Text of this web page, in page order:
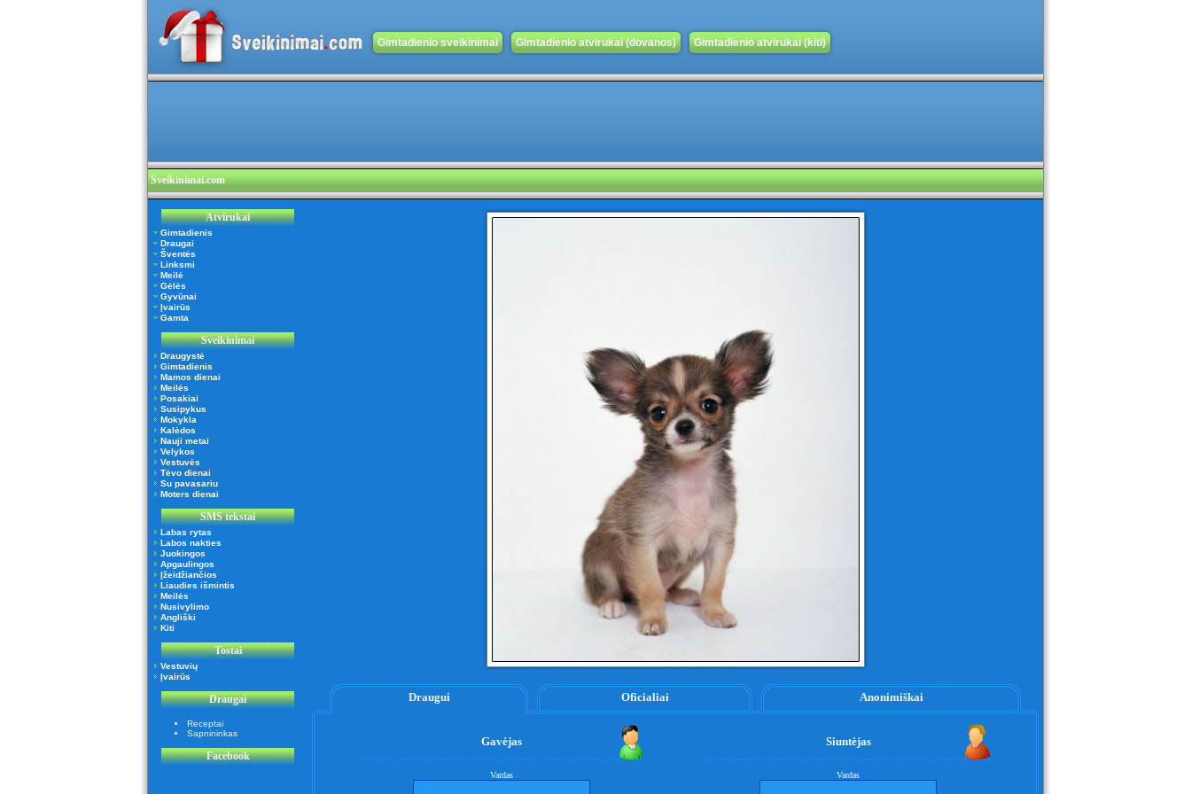
Gimtadienio sveikinimai Gimtadienio atvirukai (dovanos) Gimtadienio atvirukai (kiti)
Sveikinimai.com
Atvirukai
Gimtadienis
Draugai
Šventės
Linksmi
Meilė
Gėlės
Gyvūnai
Įvairūs
Gamta
Sveikinimai
Draugystė
Gimtadienis
Mamos dienai
Meilės
Posakiai
Susipykus
Mokykla
Kalėdos
Nauji metai
Velykos
Vestuvės
Tėvo dienai
Su pavasariu
Moters dienai
SMS tekstai
Labas rytas
Labos nakties
Juokingos
Apgaulingos
Įžeidžiančios
Liaudies išmintis
Meilės
Nusivylimo
Angliški
Kiti
Tostai
Vestuvių
Įvairūs
Draugai
Receptai
Sapnininkas
Facebook
Draugui Oficialiai Anonimiškai
Gavėjas Siuntėjas
Vardas Vardas